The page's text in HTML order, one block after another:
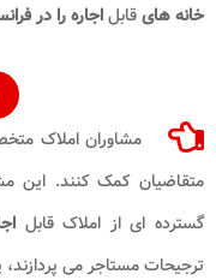
خانه هایقابلاجاره را در
مشاوران املاک
متقاضیان کمک کنند. این
گسترده ای از املاک قابل
ترجیحات مستاجر می پردازند،